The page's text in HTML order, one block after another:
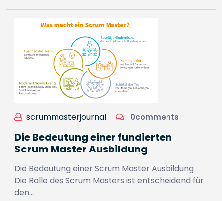
scrummasterjournal 0comments
Die Bedeutung einer fundierten
Scrum Master Ausbildung
Die Bedeutung einer Scrum Master Ausbildung
Die Rolle des Scrum Masters ist entscheidend für
den…